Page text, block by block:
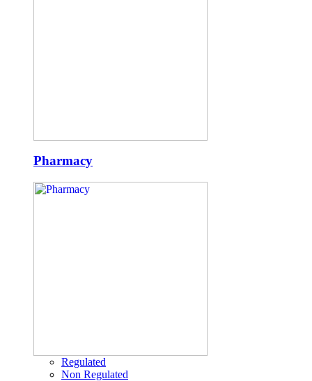
Pharmacy
Regulated
Non Regulated